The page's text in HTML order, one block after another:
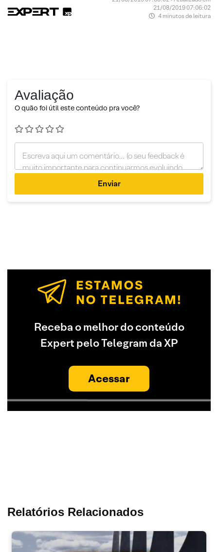
21/08/2019 07:06:02
4 minutos de leitura
Avaliação
O quão foi útil este conteúdo pra você?
Enviar
Receba o melhor do conteúdo
Expert pelo Telegram da XP
Acessar
Relatórios Relacionados